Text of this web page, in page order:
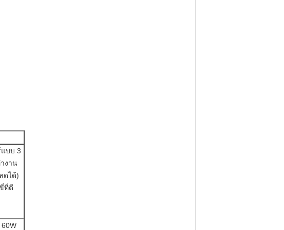
แบบ 3
งาน
ดได้)
ที่ดี